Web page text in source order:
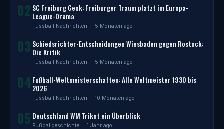
02 SC Freiburg Genk: Freiburger Traum platzt im Europa-
League-Drama
Fussball Nachrichten · 5 Monaten ago
03 Schiedsrichter-Entscheidungen Wiesbaden gegen Rostock:
Die Kritik
Fussball Nachrichten · 5 Monaten ago
04 Fußball-Weltmeisterschaften: Alle Weltmeister 1930 bis
2026
Fussball Nachrichten · 10 Monaten ago
05 Deutschland WM Trikot ein Überblick
Fußballgeschichte · 1 Jahr ago